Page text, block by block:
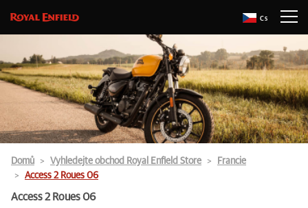
Cs
Domů Vyhledejte obchod Royal Enfield Store
Francie
Access 2 Roues 06
Access 2 Roues 06